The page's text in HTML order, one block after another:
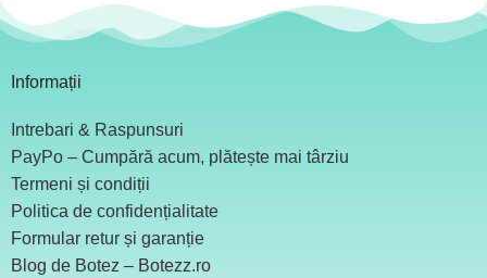
Informații
Intrebari & Raspunsuri
PayPo – Cumpără acum, plătește mai târziu
Termeni și condiții
Politica de confidențialitate
Formular retur și garanție
Blog de Botez – Botezz.ro